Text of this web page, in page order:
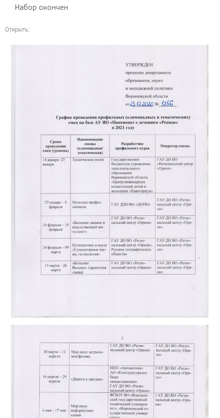
Набор окончен
Открыть: